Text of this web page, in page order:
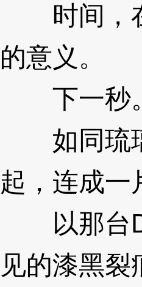
时间，在
的意义。
下一秒。
如同琉璃
起，连成一
以那台
见的漆黑